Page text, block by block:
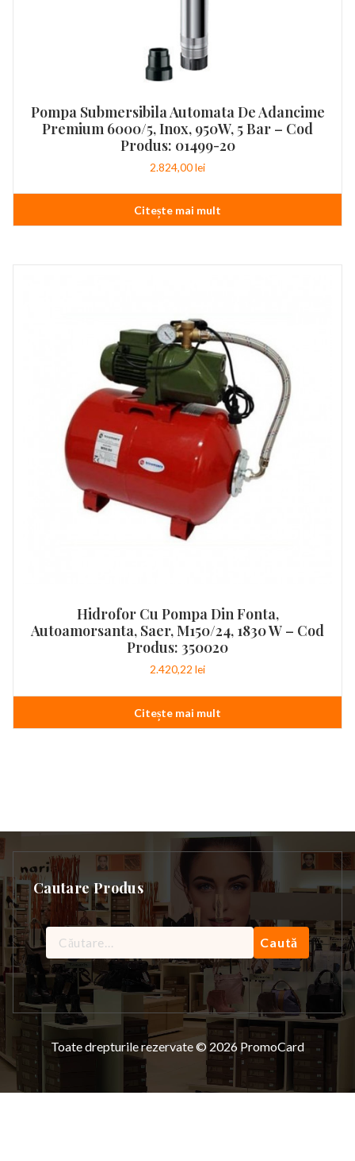
Pompa Submersibila Automata De Adancime
Premium 6000/5, Inox, 950W, 5 Bar – Cod
Produs: 01499-20
2.824,00lei
Citește mai mult
Hidrofor Cu Pompa Din Fonta,
Autoamorsanta, Saer, M150/24, 1830 W – Cod
Produs: 350020
2.420,22 lei
Citește mai mult
Cautare Produs
Caută
după:
Toate drepturile rezervate © 2026 PromoCard